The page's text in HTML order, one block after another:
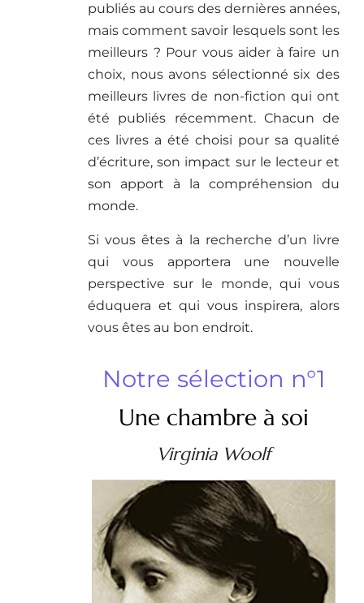
publiés au cours des dernières années,
mais comment savoir lesquels sont les
meilleurs ? Pour vous aider à faire un
choix, nous avons sélectionné six des
meilleurs livres de non-fiction qui ont
été publiés récemment. Chacun de
ces livres a été choisi pour sa qualité
d’écriture, son impact sur le lecteur et
son apport à la compréhension du
monde.
Si vous êtes à la recherche d’un livre
qui vous apportera une nouvelle
perspective sur le monde, qui vous
éduquera et qui vous inspirera, alors
vous êtes au bon endroit.
Notre sélection n°1
Une chambre à soi
Virginia Woolf